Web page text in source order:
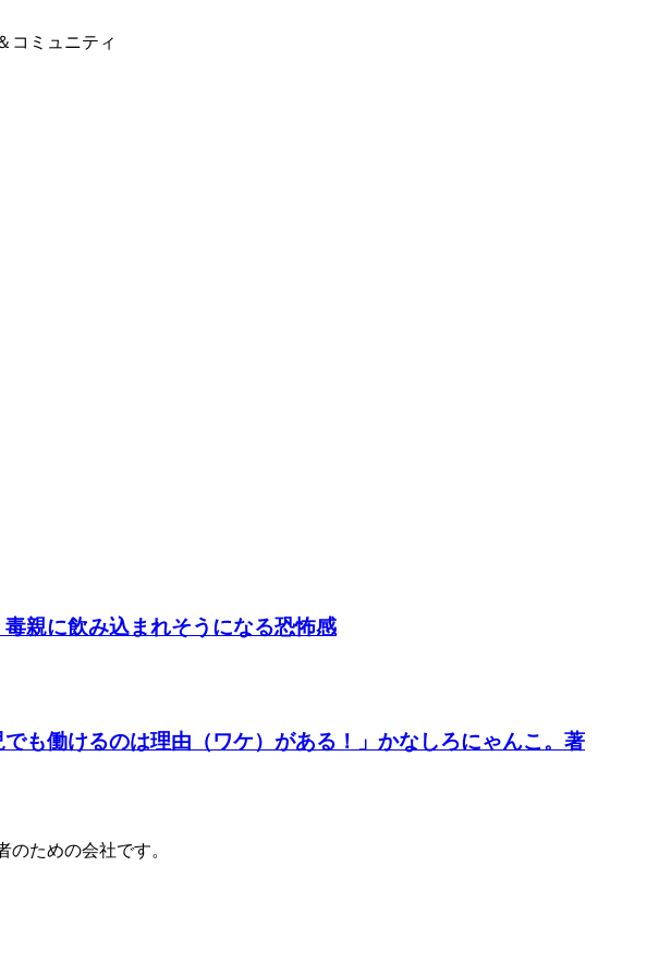
コミュニティ
親に飲み込まれそうになる恐怖感
でも働けるのは理由（ワケ）がある！」かなしろにゃんこ。著
ための会社です。